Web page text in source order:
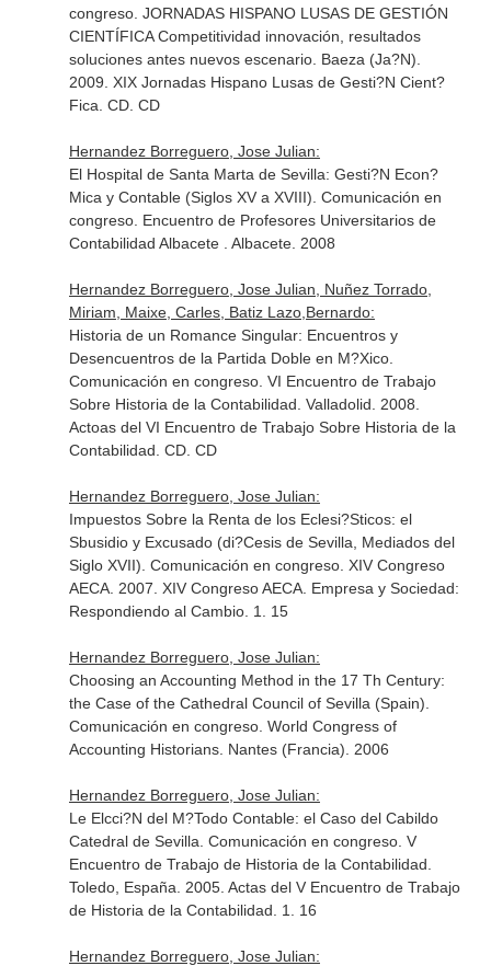
congreso. JORNADAS HISPANO LUSAS DE GESTIÓN
CIENTÍFICA Competitividad innovación, resultados
soluciones antes nuevos escenario. Baeza (Ja?N).
2009. XIX Jornadas Hispano Lusas de Gesti?N Cient?
Fica. CD. CD
Hernandez Borreguero, Jose Julian:
El Hospital de Santa Marta de Sevilla: Gesti?N Econ?
Mica y Contable (Siglos XV a XVIII). Comunicación en
congreso. Encuentro de Profesores Universitarios de
Contabilidad Albacete . Albacete. 2008
Hernandez Borreguero, Jose Julian, Nuñez Torrado,
Miriam, Maixe, Carles, Batiz Lazo,Bernardo:
Historia de un Romance Singular: Encuentros y
Desencuentros de la Partida Doble en M?Xico.
Comunicación en congreso. VI Encuentro de Trabajo
Sobre Historia de la Contabilidad. Valladolid. 2008.
Actoas del VI Encuentro de Trabajo Sobre Historia de la
Contabilidad. CD. CD
Hernandez Borreguero, Jose Julian:
Impuestos Sobre la Renta de los Eclesi?Sticos: el
Sbusidio y Excusado (di?Cesis de Sevilla, Mediados del
Siglo XVII). Comunicación en congreso. XIV Congreso
AECA. 2007. XIV Congreso AECA. Empresa y Sociedad:
Respondiendo al Cambio. 1. 15
Hernandez Borreguero, Jose Julian:
Choosing an Accounting Method in the 17 Th Century:
the Case of the Cathedral Council of Sevilla (Spain).
Comunicación en congreso. World Congress of
Accounting Historians. Nantes (Francia). 2006
Hernandez Borreguero, Jose Julian:
Le Elcci?N del M?Todo Contable: el Caso del Cabildo
Catedral de Sevilla. Comunicación en congreso. V
Encuentro de Trabajo de Historia de la Contabilidad.
Toledo, España. 2005. Actas del V Encuentro de Trabajo
de Historia de la Contabilidad. 1. 16
Hernandez Borreguero, Jose Julian: